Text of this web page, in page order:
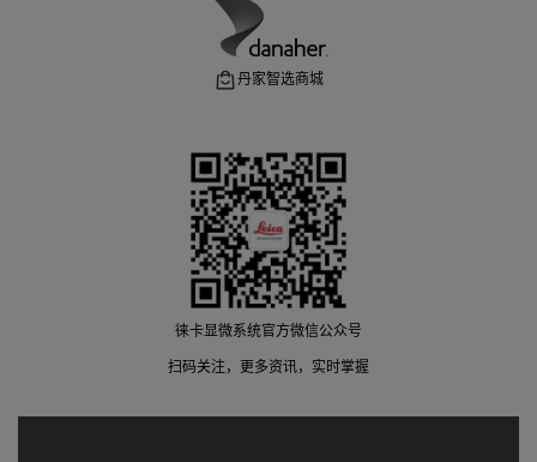
丹家智选商城
徕卡显微系统官方微信公众号
扫码关注，更多资讯，实时掌握